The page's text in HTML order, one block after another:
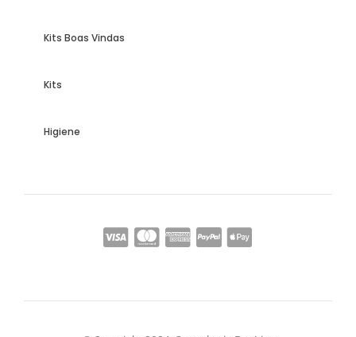
Kits Boas Vindas
Kits
Higiene